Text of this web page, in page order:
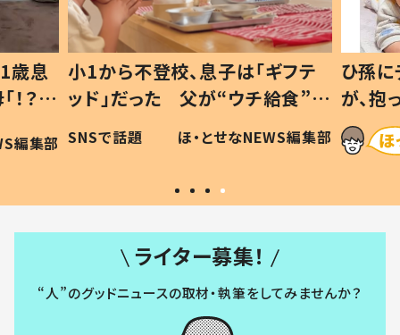
歳息
？」
編集部
小1から不登校、息子は「ギフテ
ッド」だった 父が“ウチ給食”を
作り続ける理由とは #令和の親
#令和の子
SNSで話題 ほ・とせなNEWS編集部
ひ孫
が、
「涙が
い」
ライター募集！
“人”のグッドニュースの取材・執筆をしてみませんか？